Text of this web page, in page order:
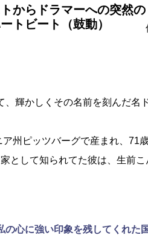
からドラマーへの突然の
トビート（鼓動）
輝かしくその名前を刻んだ名
州ピッツバーグで産まれ、71
として知られてた彼は、生前
の心に強い印象を残してくれた